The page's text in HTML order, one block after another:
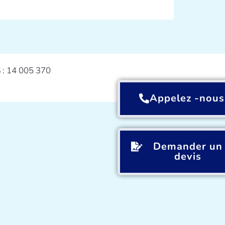
Appelez -nous
Demander un
devis
14 005 370